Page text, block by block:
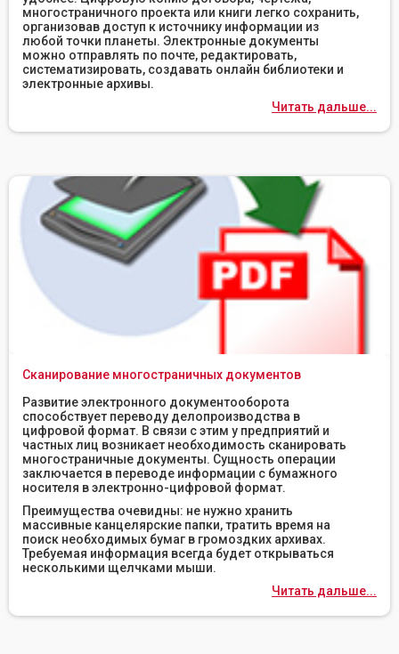
многостраничного проекта или книги легко сохранить,
организовав доступ к источнику информации из
любой точки планеты. Электронные документы
можно отправлять по почте, редактировать,
систематизировать, создавать онлайн библиотеки и
электронные архивы.
Читать дальше...
Сканирование многостраничных документов
Развитие электронного документооборота
способствует переводу делопроизводства в
цифровой формат. В связи с этим у предприятий и
частных лиц возникает необходимость сканировать
многостраничные документы. Сущность операции
заключается в переводе информации с бумажного
носителя в электронно-цифровой формат.
Преимущества очевидны: не нужно хранить
массивные канцелярские папки, тратить время на
поиск необходимых бумаг в громоздких архивах.
Требуемая информация всегда будет открываться
несколькими щелчками мыши.
Читать дальше...